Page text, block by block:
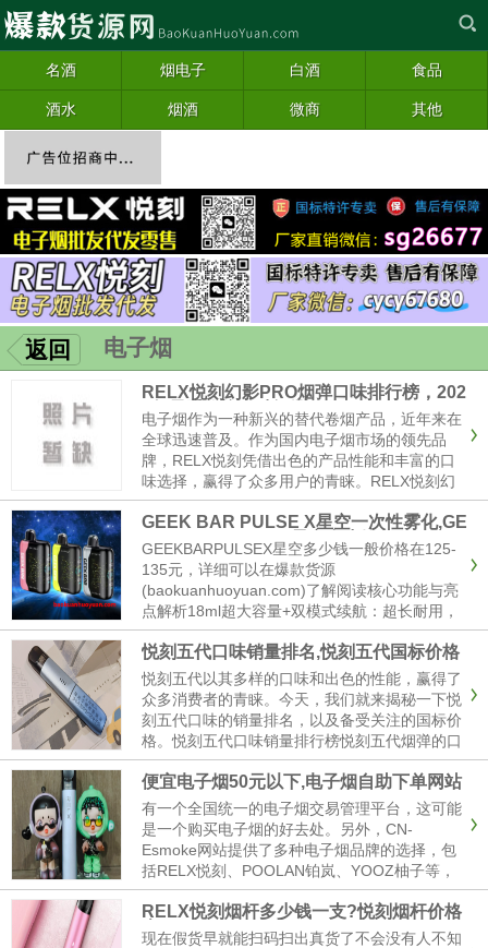
名酒 烟电子 白酒 食品
酒水 烟酒 微商 其他
返回 电子烟
RELX悦刻幻影PRO烟弹口味排行榜，202
6年最受欢迎口味评测
电子烟作为一种新兴的替代卷烟产品，近年来在
全球迅速普及。作为国内电子烟市场的领先品
牌，RELX悦刻凭借出色的产品性能和丰富的口
味选择，赢得了众多用户的青睐。RELX悦刻幻
影PRO系列凭借出色的雾化技术和多样的烟弹口
味，成为众多用户的首选。面对琳琅满目的口
味，很多消费者可能会感到难以选择。哪些口味
最受欢迎？哪些口味适合新...
GEEK BAR PULSE X星空一次性雾化,GE
EK BAR PULSE X星空多少钱
GEEKBARPULSEX星空多少钱一般价格在125-
135元，详细可以在爆款货源
(baokuanhuoyuan.com)了解阅读核心功能与亮
点解析18ml超大容量+双模式续航：超长耐用，
告别频繁更换18ml超大容量搭配双模式续航，彻
底解决传统一次性设备“容量小、需频繁更换”的
核心痛点。针对成年用户长时使用与减少更换
频...
悦刻五代口味销量排名,悦刻五代国标价格
悦刻五代以其多样的口味和出色的性能，赢得了
众多消费者的青睐。今天，我们就来揭秘一下悦
刻五代口味的销量排名，以及备受关注的国标价
格。悦刻五代口味销量排行榜悦刻五代烟弹的口
味众多，但哪些口味最受消费者喜爱呢？根据网
易订阅的信息，销量排名靠前的口味包括香芋冰
淇淋、绿宝石甜瓜、初露青提......
便宜电子烟50元以下,电子烟自助下单网站
有一个全国统一的电子烟交易管理平台，这可能
是一个购买电子烟的好去处。另外，CN-
Esmoke网站提供了多种电子烟品牌的选择，包
括RELX悦刻、POOLAN铂岚、YOOZ柚子等，
这些品牌都提供网上下单服务。这个网站还强调
了他们对于未成年人的保护政策。还有一篇关于
电子烟购买渠道的详......
RELX悦刻烟杆多少钱一支?悦刻烟杆价格
表
现在假货早就能扫码扫出真货了不会没有人不知